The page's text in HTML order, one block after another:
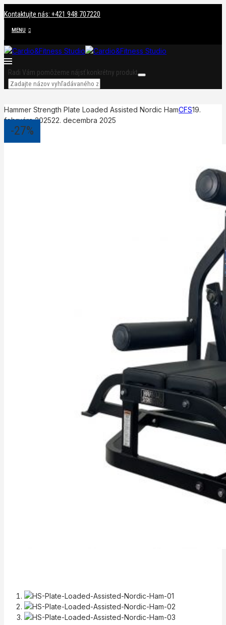
Kontaktujte nás: +421 948 707220
MENU
Radi Vám pomôžeme nájsť konkrétny produkt
Hammer Strength Plate Loaded Assisted Nordic HamCFS19.
februára 202522. decembra 2025
-27%